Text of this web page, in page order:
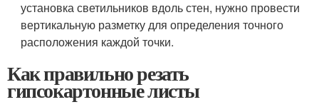
установка светильников вдоль стен, нужно провести
вертикальную разметку для определения точного
расположения каждой точки.
Как правильно резать
гипсокартонные листы